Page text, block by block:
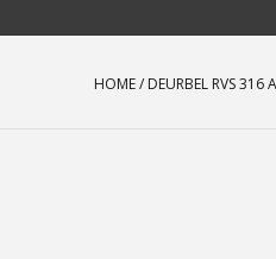
HOME/ DEURBEL RVS 316